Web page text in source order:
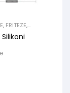
, FRITEZE,
GATIMI